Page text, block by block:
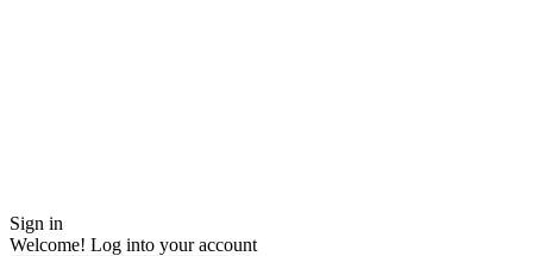
Sign in
Welcome! Log into your account